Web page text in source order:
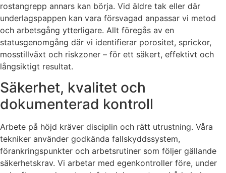
rostangrepp annars kan börja. Vid äldre tak eller där
underlagspappen kan vara försvagad anpassar vi metod
och arbetsgång ytterligare. Allt föregås av en
statusgenomgång där vi identifierar porositet, sprickor,
mosstillväxt och riskzoner – för ett säkert, effektivt och
långsiktigt resultat.
Säkerhet, kvalitet och
dokumenterad kontroll
Arbete på höjd kräver disciplin och rätt utrustning. Våra
tekniker använder godkända fallskyddssystem,
förankringspunkter och arbetsrutiner som följer gällande
säkerhetskrav. Vi arbetar med egenkontroller före, under